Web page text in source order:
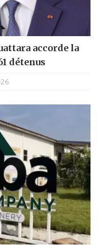
accorde la
détenus